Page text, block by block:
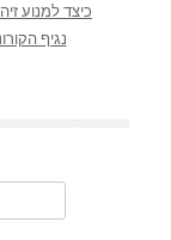
כיצד למנוע
נגיף